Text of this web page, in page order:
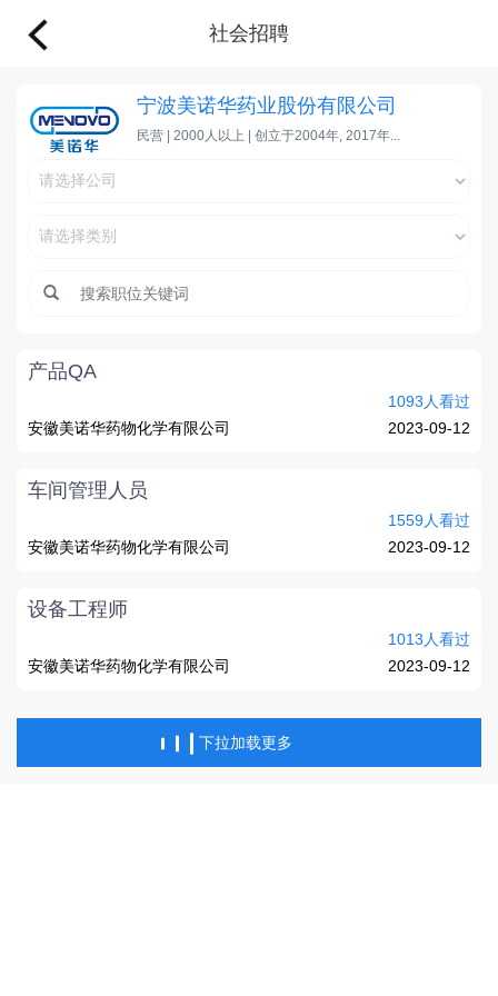
社会招聘
宁波美诺华药业股份有限公司
民营 | 2000人以上 | 创立于2004年, 2017年...
产品QA
安徽美诺华药物化学有限公司
1093人看过
2023-09-12
车间管理人员
安徽美诺华药物化学有限公司
1559人看过
2023-09-12
设备工程师
安徽美诺华药物化学有限公司
1013人看过
2023-09-12
下拉加载更多